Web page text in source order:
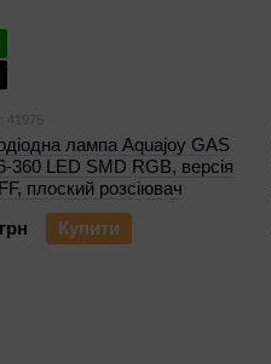
41975
лампа Aquajoy GAS
360 LED SMD RGB, версія
плоский розсіювач
Купити